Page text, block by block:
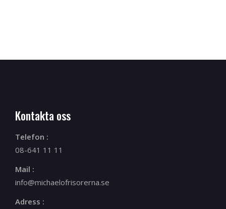
Kontakta oss
Telefon :
08-641 11 11
Mail :
info@michaelofrisorerna.se
Adress :